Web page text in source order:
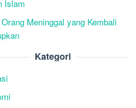
Islam
Meninggal yang Kembali
Kategori